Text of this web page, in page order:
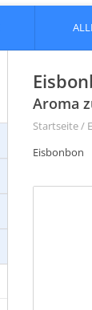
Aroma
Startseite/
Eisbonbon